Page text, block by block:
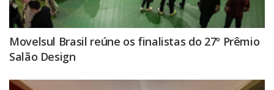
Movelsul Brasil reúne os finalistas do 27º Prêmio
Salão Design